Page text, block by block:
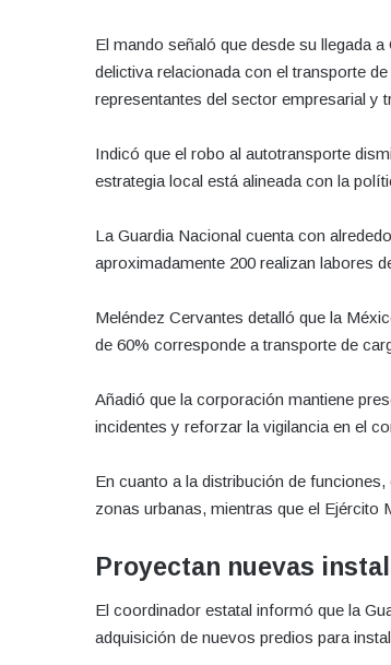
El mando señaló que desde su llegada
delictiva relacionada con el transporte
representantes del sector empresarial y
Indicó que el robo al autotransporte
estrategia local está alineada con la
La Guardia Nacional cuenta con
aproximadamente 200 realizan labores
Meléndez Cervantes detalló que la
de 60% corresponde a transporte de
Añadió que la corporación mantiene
incidentes y reforzar la vigilancia en el
En cuanto a la distribución de
zonas urbanas, mientras que el Ejército
Proyectan nuevas
El coordinador estatal informó que la
adquisición de nuevos predios para